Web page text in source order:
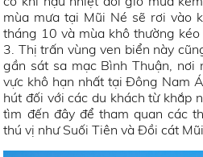
mùa mưa tại Mũi Né sẽ rơi vào
tháng 10 và mùa khô thường
3. Thị trấn vùng ven biển này
gần sát sa mạc Bình Thuận, nơi
vực khô hạn nhất tại Đông Nam
hút đối với các du khách từ khắp
tìm đến đây để tham quan các
thú vị như Suối Tiên và Đồi cát